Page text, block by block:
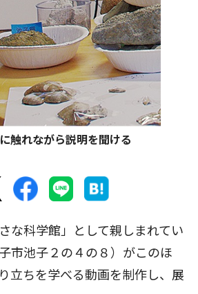
触れながら説明を聞ける
な科学館」として親しまれてい
市池子２の４の８）がこのほ
立ちを学べる動画を制作し、展